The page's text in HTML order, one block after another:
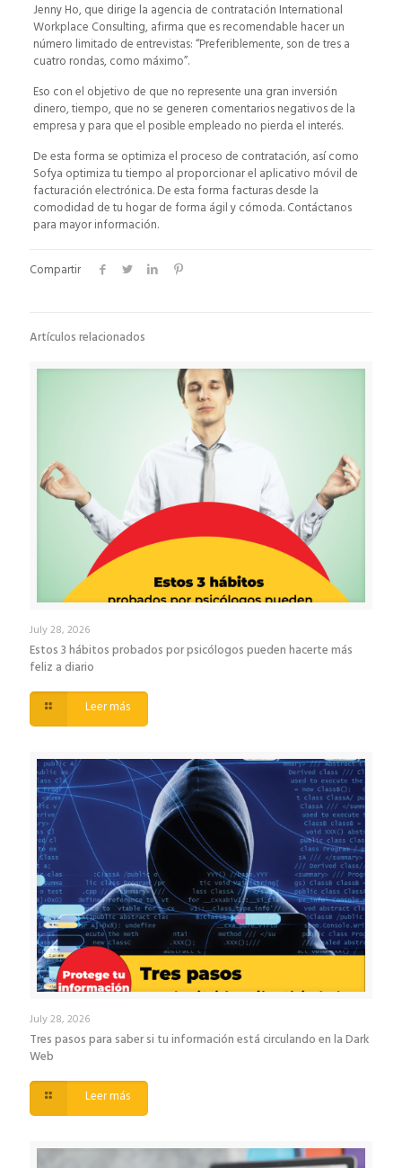
Jenny Ho, que dirige la agencia de contratación International
Workplace Consulting, afirma que es recomendable hacer un
número limitado de entrevistas: “Preferiblemente, son de tres a
cuatro rondas, como máximo”.
Eso con el objetivo de que no represente una gran inversión
dinero, tiempo, que no se generen comentarios negativos de la
empresa y para que el posible empleado no pierda el interés.
De esta forma se optimiza el proceso de contratación, así como
Sofya optimiza tu tiempo al proporcionar el aplicativo móvil de
facturación electrónica. De esta forma facturas desde la
comodidad de tu hogar de forma ágil y cómoda. Contáctanos
para mayor información.
Compartir
Artículos relacionados
July 28, 2026
Estos 3 hábitos probados por psicólogos pueden hacerte más
feliz a diario
Leer más
July 28, 2026
Tres pasos para saber si tu información está circulando en la Dark
Web
Leer más